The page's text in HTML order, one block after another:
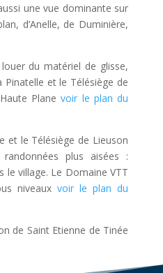
une vue dominante sur
d’Anelle, de Duminière,
du matériel de glisse,
et le Télésiège de
Planevoir le plan du
et le Télésiège de Lieuson
plus aisées :
le village. Le Domaine VTT
niveaux voir le plan du
de Saint Etienne de Tinée